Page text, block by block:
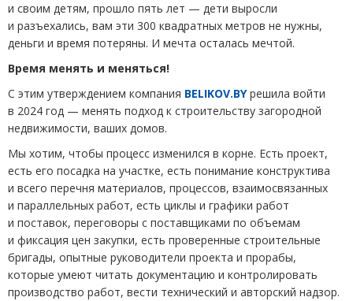
и своим детям, прошло пять лет — дети выросли
и разъехались, вам эти 300 квадратных метров не нужны,
деньги и время потеряны. И мечта осталась мечтой.
Время менять и меняться!
С этим утверждением компания BELIKOV.BYрешила войти
в 2024 год — менять подход к строительству загородной
недвижимости, ваших домов.
Мы хотим, чтобы процесс изменился в корне. Есть проект,
есть его посадка на участке, есть понимание конструктива
и всего перечня материалов, процессов, взаимосвязанных
и параллельных работ, есть циклы и графики работ
и поставок, переговоры с поставщиками по объемам
и фиксация цен закупки, есть проверенные строительные
бригады, опытные руководители проекта и прорабы,
которые умеют читать документацию и контролировать
производство работ, вести технический и авторский надзор.